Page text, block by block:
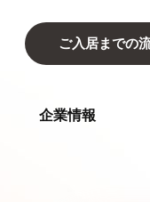
ご入居までの
企業情報